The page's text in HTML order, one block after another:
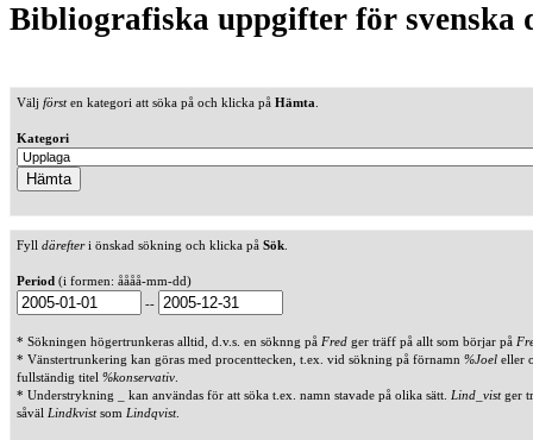
Bibliografiska uppgifter för svenska
Välj försten kategori att söka på och klicka på Hämta
Kategori
Fyll därefteri önskad sökning och klicka på Sök
Period (i formen: åååå-mm-dd)
--
* Sökningen högertrunkeras alltid, d.v.s. en söknng på Fred ger träff på allt som börjar på
* Vänstertrunkering kan göras med procenttecken, t.ex. vid sökning på förnamn %Joel eller
fullständig titel %konservativ
* Understrykning _ kan användas för att söka t.ex. namn stavade på olika sätt. Lind_vistger
såväl Lindkvistsom Lindqvist.